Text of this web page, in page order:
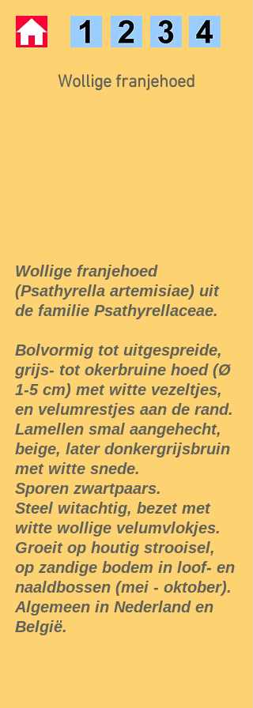
Wollige franjehoed
Wollige franjehoed
(Psathyrella artemisiae) uit
de familie Psathyrellaceae.
Bolvormig tot uitgespreide,
grijs- tot okerbruine hoed (Ø
1-5 cm) met witte vezeltjes,
en velumrestjes aan de rand.
Lamellen smal aangehecht,
beige, later donkergrijsbruin
met witte snede.
Sporen zwartpaars.
Steel witachtig, bezet met
witte wollige velumvlokjes.
Groeit op houtig strooisel,
op zandige bodem in loof- en
naaldbossen (mei - oktober).
Algemeen in Nederland en
België.